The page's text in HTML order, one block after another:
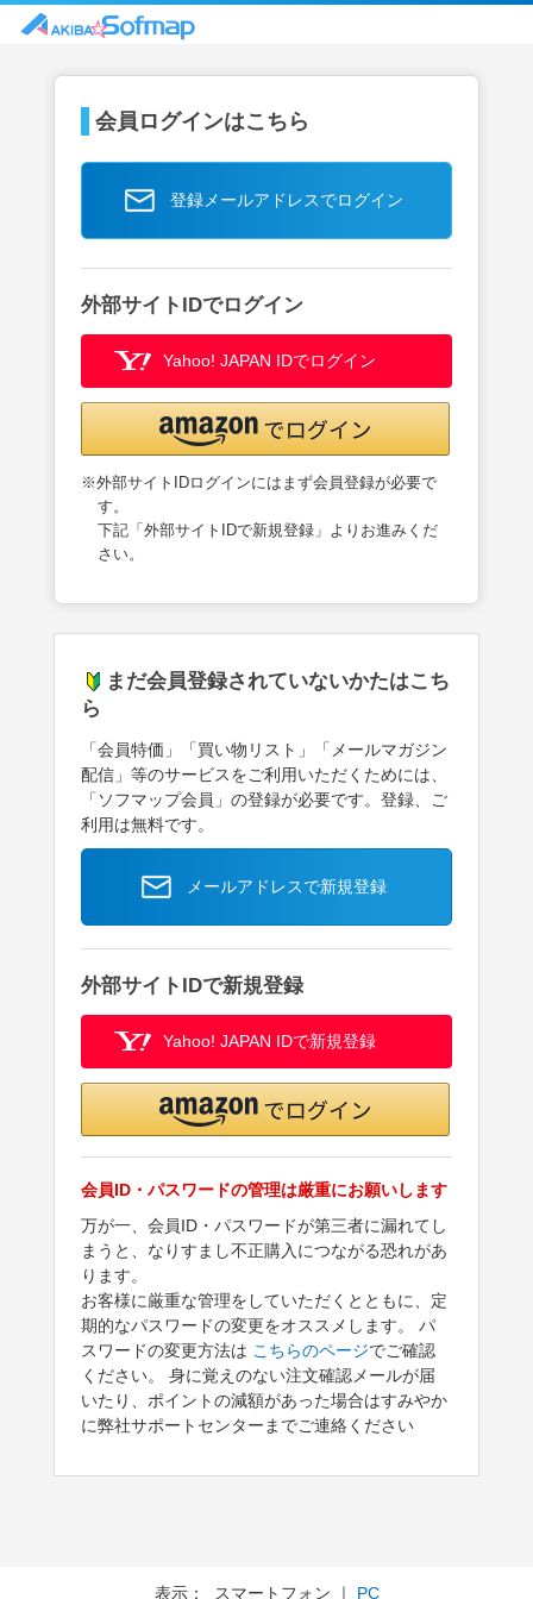
会員ログインはこちら
登録メールアドレスでログイン
外部サイトIDでログイン
Yahoo! JAPAN IDでログイン
※外部サイトIDログインにはまず会員登録が必要で
す。
下記「外部サイトIDで新規登録」よりお進みくだ
さい。
まだ会員登録されていないかたはこち
ら
「会員特価」「買い物リスト」「メールマガジン
配信」等のサービスをご利用いただくためには、
「ソフマップ会員」の登録が必要です。登録、ご
利用は無料です。
メールアドレスで新規登録
外部サイトIDで新規登録
Yahoo! JAPAN IDで新規登録
会員ID・パスワードの管理は厳重にお願いします
万が一、会員ID・パスワードが第三者に漏れてし
まうと、なりすまし不正購入につながる恐れがあ
ります。
お客様に厳重な管理をしていただくとともに、定
期的なパスワードの変更をオススメします。 パ
スワードの変更方法は こちらのページでご確認
ください。 身に覚えのない注文確認メールが届
いたり、ポイントの減額があった場合はすみやか
に弊社サポートセンターまでご連絡ください
表示： スマートフォン ｜ PC